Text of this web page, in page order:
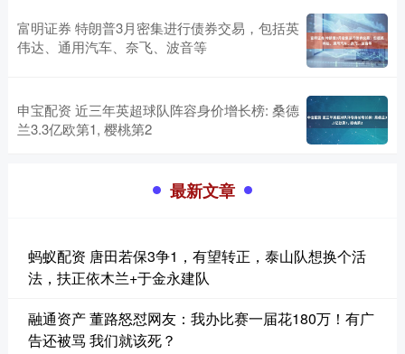
富明证券 特朗普3月密集进行债券交易，包括英
伟达、通用汽车、奈飞、波音等
申宝配资 近三年英超球队阵容身价增长榜: 桑德
兰3.3亿欧第1, 樱桃第2
最新文章
蚂蚁配资 唐田若保3争1，有望转正，泰山队想换个活
法，扶正依木兰+于金永建队
融通资产 董路怒怼网友：我办比赛一届花180万！有广
告还被骂 我们就该死？